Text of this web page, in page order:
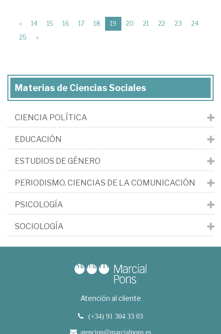
« 14 15 16 17 18 19 (current)
20 21 22 23
24
25
»
Materias de Ciencias Sociales
CIENCIA POLÍTICA
EDUCACIÓN
ESTUDIOS DE GÉNERO
PERIODISMO. CIENCIAS DE LA COMUNICACIÓN
PSICOLOGÍA
SOCIOLOGÍA
Atención al cliente
(+34) 91 304 33 03
atencion@marcialpons.es